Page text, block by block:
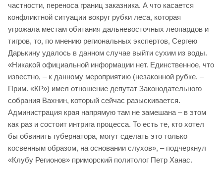
частности, переноса границ заказника. А что касается
конфликтной ситуации вокруг рубки леса, которая
угрожала местам обитания дальневосточных леопардов и
тигров, то, по мнению региональных экспертов, Сергею
Дарькину удалось в данном случае выйти сухим из воды.
«Никакой официальной информации нет. Единственное, что
известно, – к данному мероприятию (незаконной рубке. –
Прим. «КР») имел отношение депутат Законодательного
собрания Вахнин, который сейчас разыскивается.
Администрация края напрямую там не замешана – в этом
как раз и состоит интрига процесса. То есть те, кто хотел
бы обвинить губернатора, могут сделать это только
косвенным образом, на основании слухов», – подчеркнул
«Клубу Регионов» приморский политолог Петр Ханас.